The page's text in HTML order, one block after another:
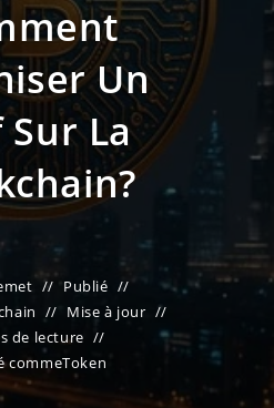
Un
La
Publié
Mise à jour
de lecture
commeToken